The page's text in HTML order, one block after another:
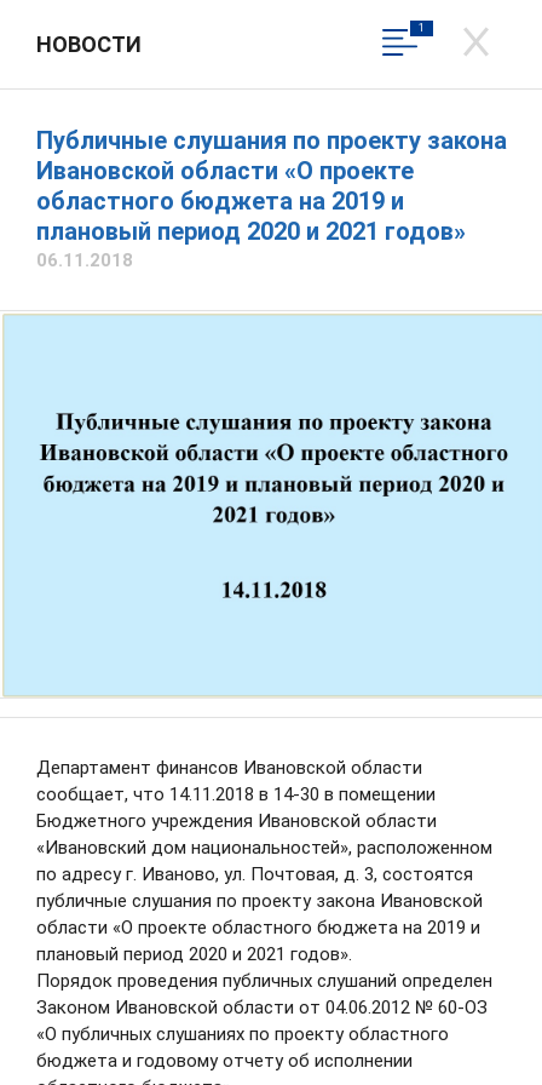
ДЕПАРТАМЕНТ ФИНАНСОВ
ИВАНОВСКОЙ ОБЛАСТИ
Вход в личный кабинет
О проведении публичных слушаний по
годовому отчету об исполнении
10.06.2026 подробнее
НОВОСТИ
Яковлева Любовь Васильевна
Написать обращение
1 из1Скачать фото
Заместитель Председателя Правительства
Ивановской области — директор Департамента
финансов Ивановской области. Яковлева Любовь
Васильевна родилась в 1949 году в Вичугском районе
Ивановской области. Окончила Горьковский
строительный техникум по специальности
НОВОСТИ
1
Публичные слушания по проекту закона
Ивановской области «О проекте
областного бюджета на 2019 и
плановый период 2020 и 2021 годов»
06.11.2018
Департамент финансов Ивановской области
сообщает, что 14.11.2018 в 14-30 в помещении
Бюджетного учреждения Ивановской области
«Ивановский дом национальностей», расположенном
по адресу г. Иваново, ул. Почтовая, д. 3, состоятся
публичные слушания по проекту закона Ивановской
области «О проекте областного бюджета на 2019 и
плановый период 2020 и 2021 годов».
Порядок проведения публичных слушаний определен
Законом Ивановской области от 04.06.2012 № 60-ОЗ
«О публичных слушаниях по проекту областного
бюджета и годовому отчету об исполнении